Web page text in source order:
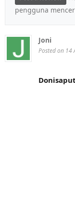
pengguna
Joni
Posted on 14